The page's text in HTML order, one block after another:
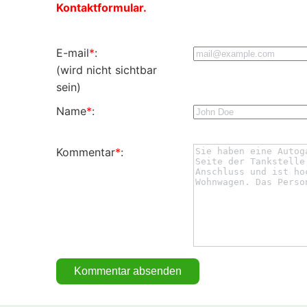
Kontaktformular.
E-mail*:
(wird nicht sichtbar
sein)
Name*:
Kommentar*: